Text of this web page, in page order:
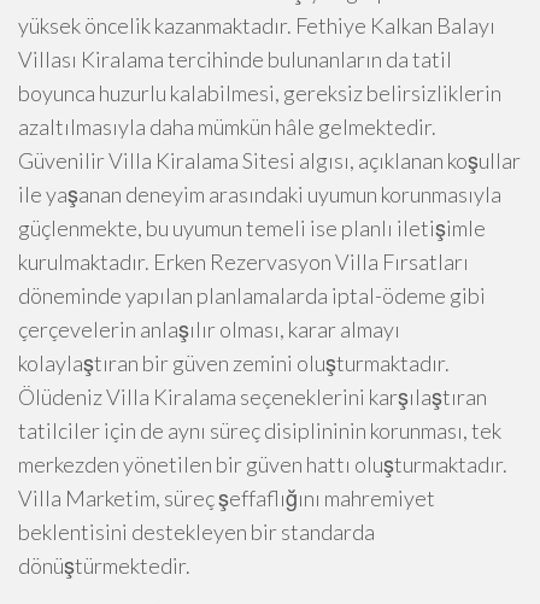
yüksek öncelik kazanmaktadır. Fethiye Kalkan Balayı
Villası Kiralama tercihinde bulunanların da tatil
boyunca huzurlu kalabilmesi, gereksiz belirsizliklerin
azaltılmasıyla daha mümkün hâle gelmektedir.
Güvenilir Villa Kiralama Sitesi algısı, açıklanan koşullar
ile yaşanan deneyim arasındaki uyumun korunmasıyla
güçlenmekte, bu uyumun temeli ise planlı iletişimle
kurulmaktadır. Erken Rezervasyon Villa Fırsatları
döneminde yapılan planlamalarda iptal-ödeme gibi
çerçevelerin anlaşılır olması, karar almayı
kolaylaştıran bir güven zemini oluşturmaktadır.
Ölüdeniz Villa Kiralama seçeneklerini karşılaştıran
tatilciler için de aynı süreç disiplininin korunması, tek
merkezden yönetilen bir güven hattı oluşturmaktadır.
Villa Marketim, süreç şeffaflığını mahremiyet
beklentisini destekleyen bir standarda
dönüştürmektedir.